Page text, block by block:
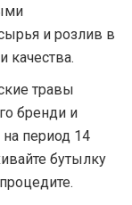
и розлив в
качества.
травы
бренди и
период 14
бутылку